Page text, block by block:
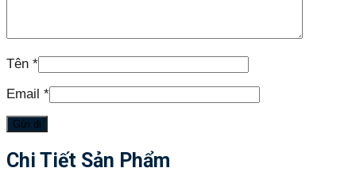
Tên *
Email *
Chi Tiết Sản Phẩm